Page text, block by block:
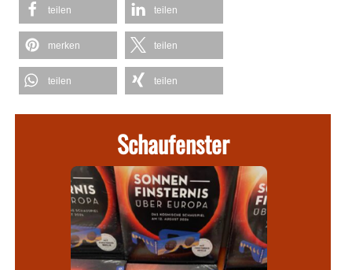
teilen teilen
merken teilen
teilen teilen
Schaufenster